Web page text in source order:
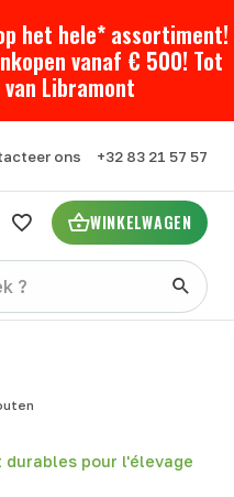
het hele* assortiment!
vanaf € 500! Tot
Libramont
ons +32 83 21 57 57
WINKELWAGEN
pour l'élevage